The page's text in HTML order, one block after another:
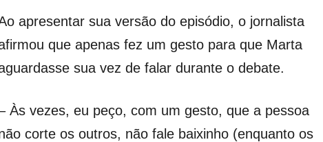
apresentar sua versão do episódio, o jornalista
que apenas fez um gesto para que Marta
sua vez de falar durante o debate.
Às vezes, eu peço, com um gesto, que a pessoa
corte os outros, não fale baixinho (enquanto os